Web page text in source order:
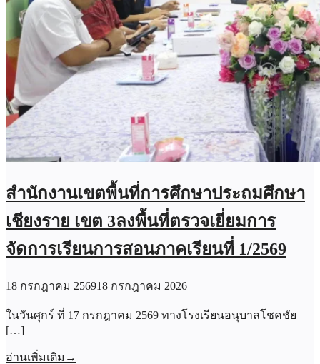
สำนักงานเขตพื้นที่การศึกษาประถมศึกษา
เชียงราย เขต 3ลงพื้นที่ตรวจเยี่ยมการ
จัดการเรียนการสอนภาคเรียนที่ 1/2569
18 กรกฎาคม 256918 กรกฎาคม 2026
ในวันศุกร์ ที่ 17 กรกฎาคม 2569 ทางโรงเรียนอนุบาลโชคชัย
[…]
อ่านเพิ่มเติม →